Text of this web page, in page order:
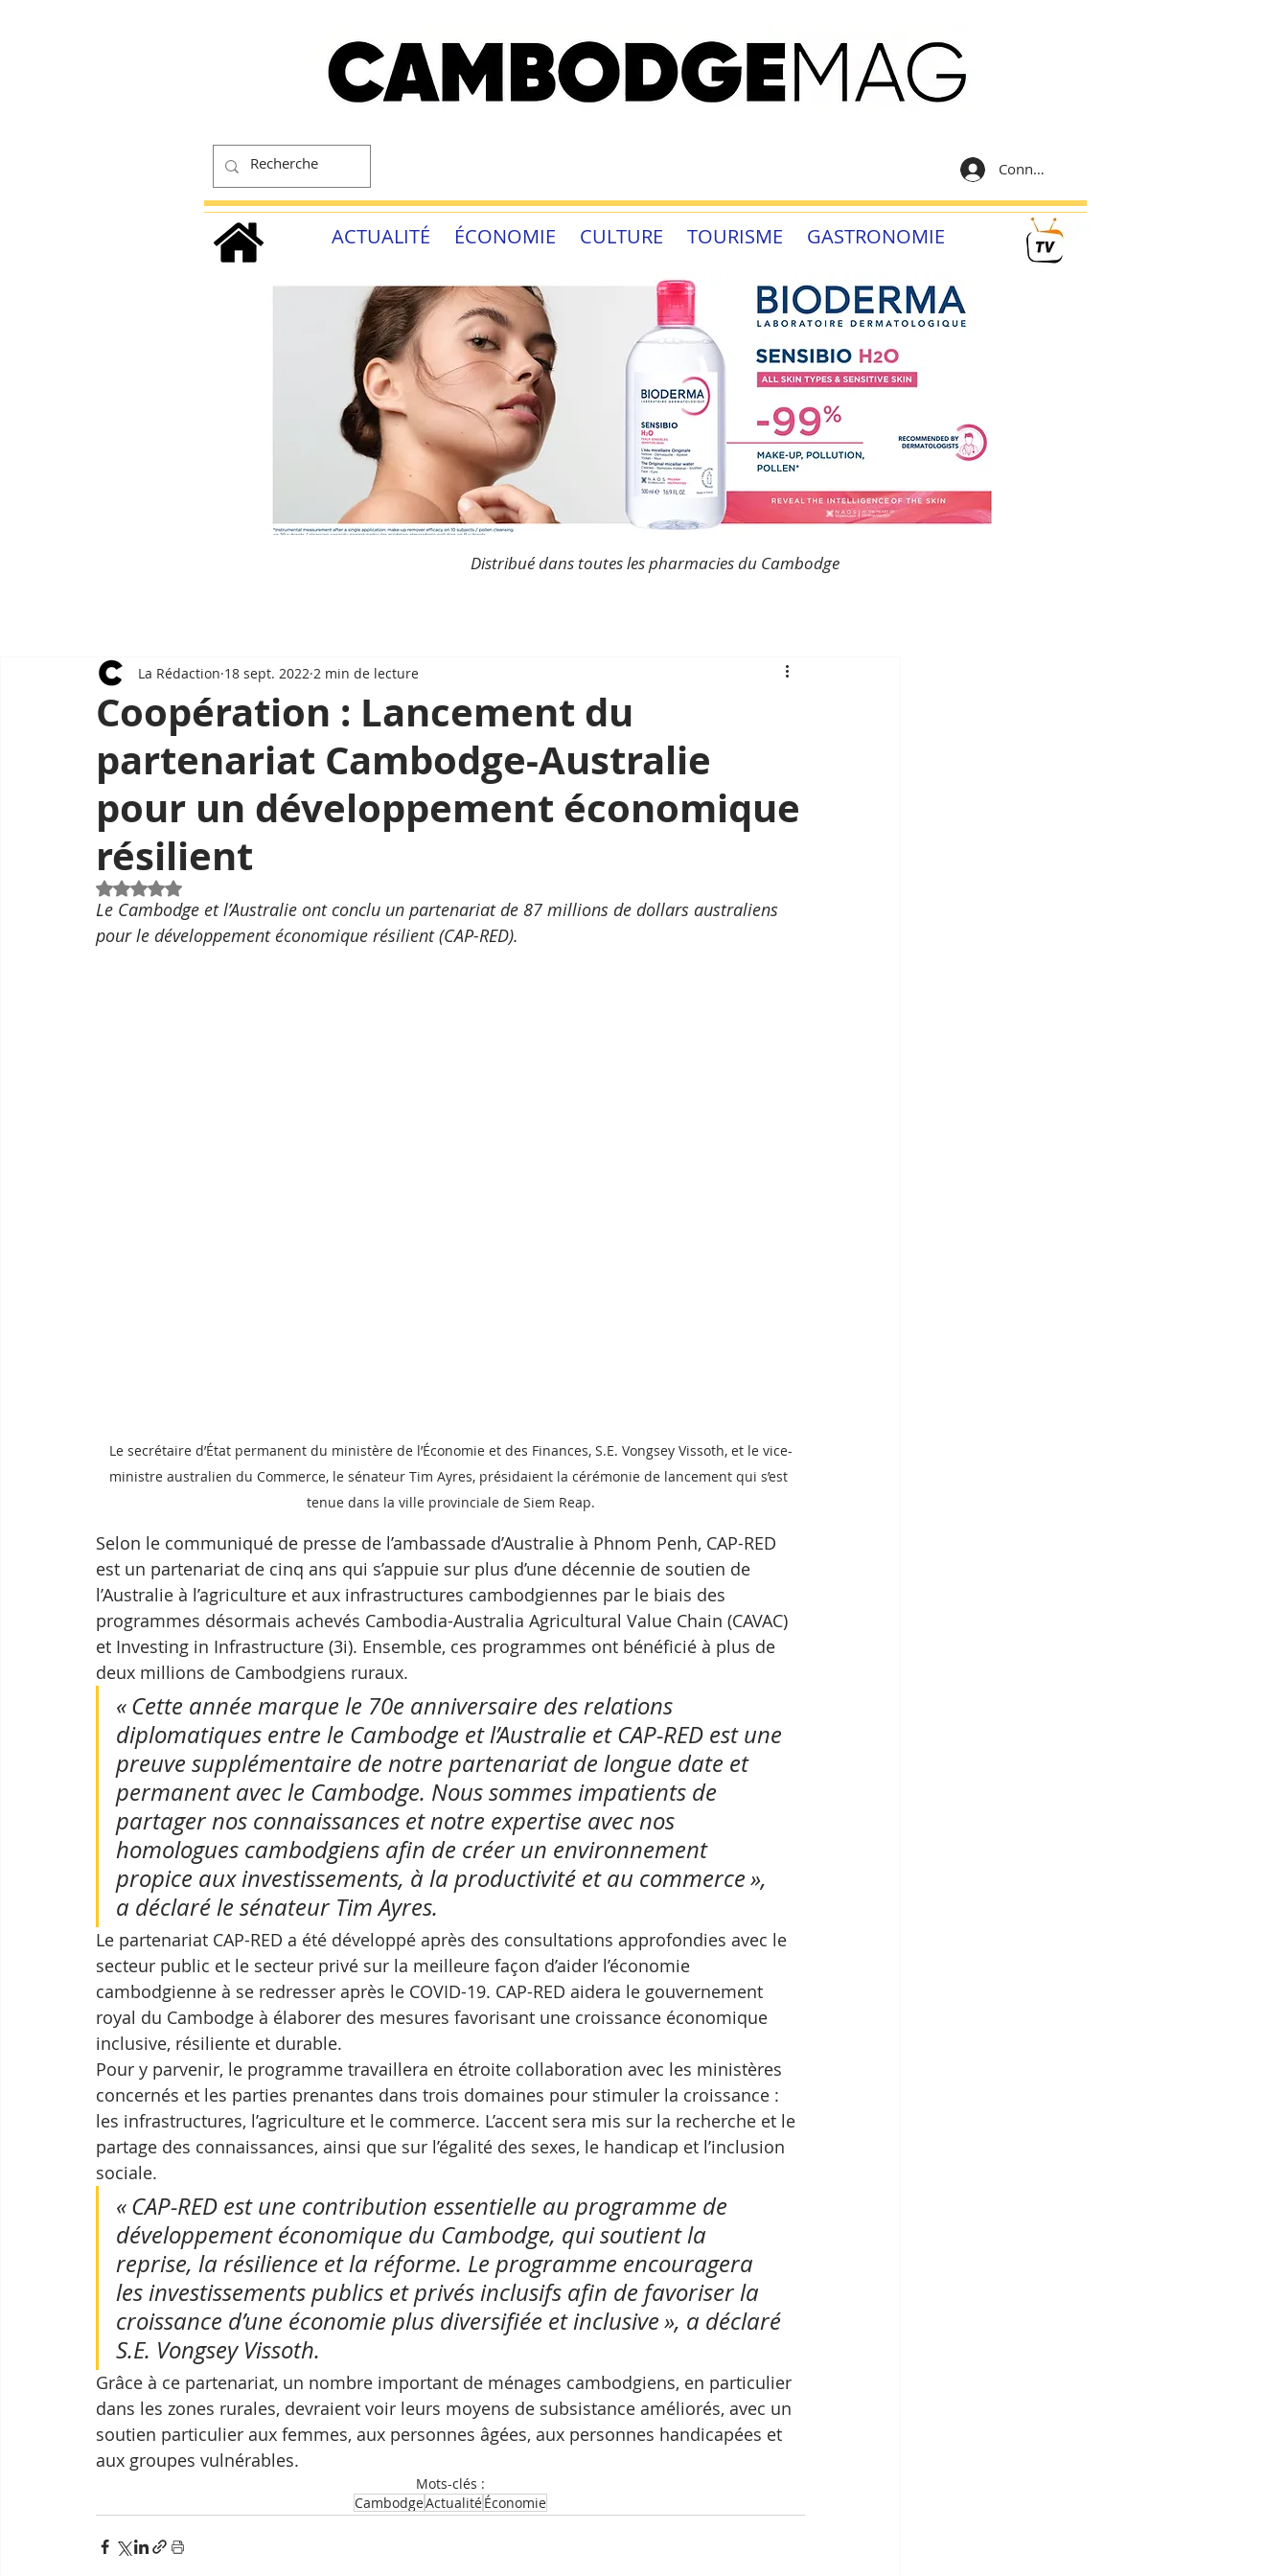
Connexion
ACTUALITÉ ÉCONOMIE CULTURE TOURISME GASTRONOMIE
Distribué dans toutes les pharmacies du Cambodge
Coopération : Lancement du
partenariat Cambodge-Australie
pour un développement économique
résilient
La Rédaction 18 sept. 2022 2 min de lecture
Noté NaN étoiles sur 5.
Le Cambodge et l’Australie ont conclu un partenariat de 87 millions de dollars australiens
pour le développement économique résilient (CAP-RED).
Le secrétaire d’État permanent du ministère de l’Économie et des Finances, S.E. Vongsey Vissoth, et le vice-
ministre australien du Commerce, le sénateur Tim Ayres, présidaient la cérémonie de lancement qui s’est
tenue dans la ville provinciale de Siem Reap.
Selon le communiqué de presse de l’ambassade d’Australie à Phnom Penh, CAP-RED
est un partenariat de cinq ans qui s’appuie sur plus d’une décennie de soutien de
l’Australie à l’agriculture et aux infrastructures cambodgiennes par le biais des
programmes désormais achevés Cambodia-Australia Agricultural Value Chain (CAVAC)
et Investing in Infrastructure (3i). Ensemble, ces programmes ont bénéficié à plus de
deux millions de Cambodgiens ruraux.
« Cette année marque le 70e anniversaire des relations
diplomatiques entre le Cambodge et l’Australie et CAP-RED est une
preuve supplémentaire de notre partenariat de longue date et
permanent avec le Cambodge. Nous sommes impatients de
partager nos connaissances et notre expertise avec nos
homologues cambodgiens afin de créer un environnement
propice aux investissements, à la productivité et au commerce »,
a déclaré le sénateur Tim Ayres.
Le partenariat CAP-RED a été développé après des consultations approfondies avec le
secteur public et le secteur privé sur la meilleure façon d’aider l’économie
cambodgienne à se redresser après le COVID-19. CAP-RED aidera le gouvernement
royal du Cambodge à élaborer des mesures favorisant une croissance économique
inclusive, résiliente et durable.
Pour y parvenir, le programme travaillera en étroite collaboration avec les ministères
concernés et les parties prenantes dans trois domaines pour stimuler la croissance :
les infrastructures, l’agriculture et le commerce. L’accent sera mis sur la recherche et le
partage des connaissances, ainsi que sur l’égalité des sexes, le handicap et l’inclusion
sociale.
« CAP-RED est une contribution essentielle au programme de
développement économique du Cambodge, qui soutient la
reprise, la résilience et la réforme. Le programme encouragera
les investissements publics et privés inclusifs afin de favoriser la
croissance d’une économie plus diversifiée et inclusive », a déclaré
S.E. Vongsey Vissoth.
Grâce à ce partenariat, un nombre important de ménages cambodgiens, en particulier
dans les zones rurales, devraient voir leurs moyens de subsistance améliorés, avec un
soutien particulier aux femmes, aux personnes âgées, aux personnes handicapées et
aux groupes vulnérables.
Mots-clés :
CambodgeActualitéÉconomie